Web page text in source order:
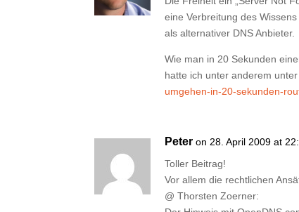
eine Verbreitung des
als alternativer DNS Anbieter.
Wie man in 20 Sekunden
hatte ich unter anderem unter
umgehen-in-20-sekunden-
Peter on 28. April 2009 at
Toller Beitrag!
Vor allem die rechtlichen
@ Thorsten Zoerner: